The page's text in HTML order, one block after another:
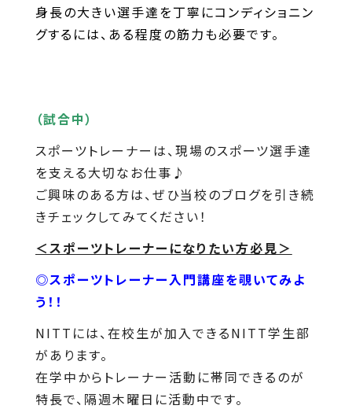
身長の大きい選手達を丁寧にコンディショニン
グするには、ある程度の筋力も必要です。
（試合中）
スポーツトレーナーは、現場のスポーツ選手達
を支える大切なお仕事♪
ご興味のある方は、ぜひ当校のブログを引き続
きチェックしてみてください！
＜スポーツトレーナーになりたい方必見＞
◎スポーツトレーナー入門講座を覗いてみよ
う！！
NITTには、在校生が加入できるNITT学生部
があります。
在学中からトレーナー活動に帯同できるのが
特長で、隔週木曜日に活動中です。